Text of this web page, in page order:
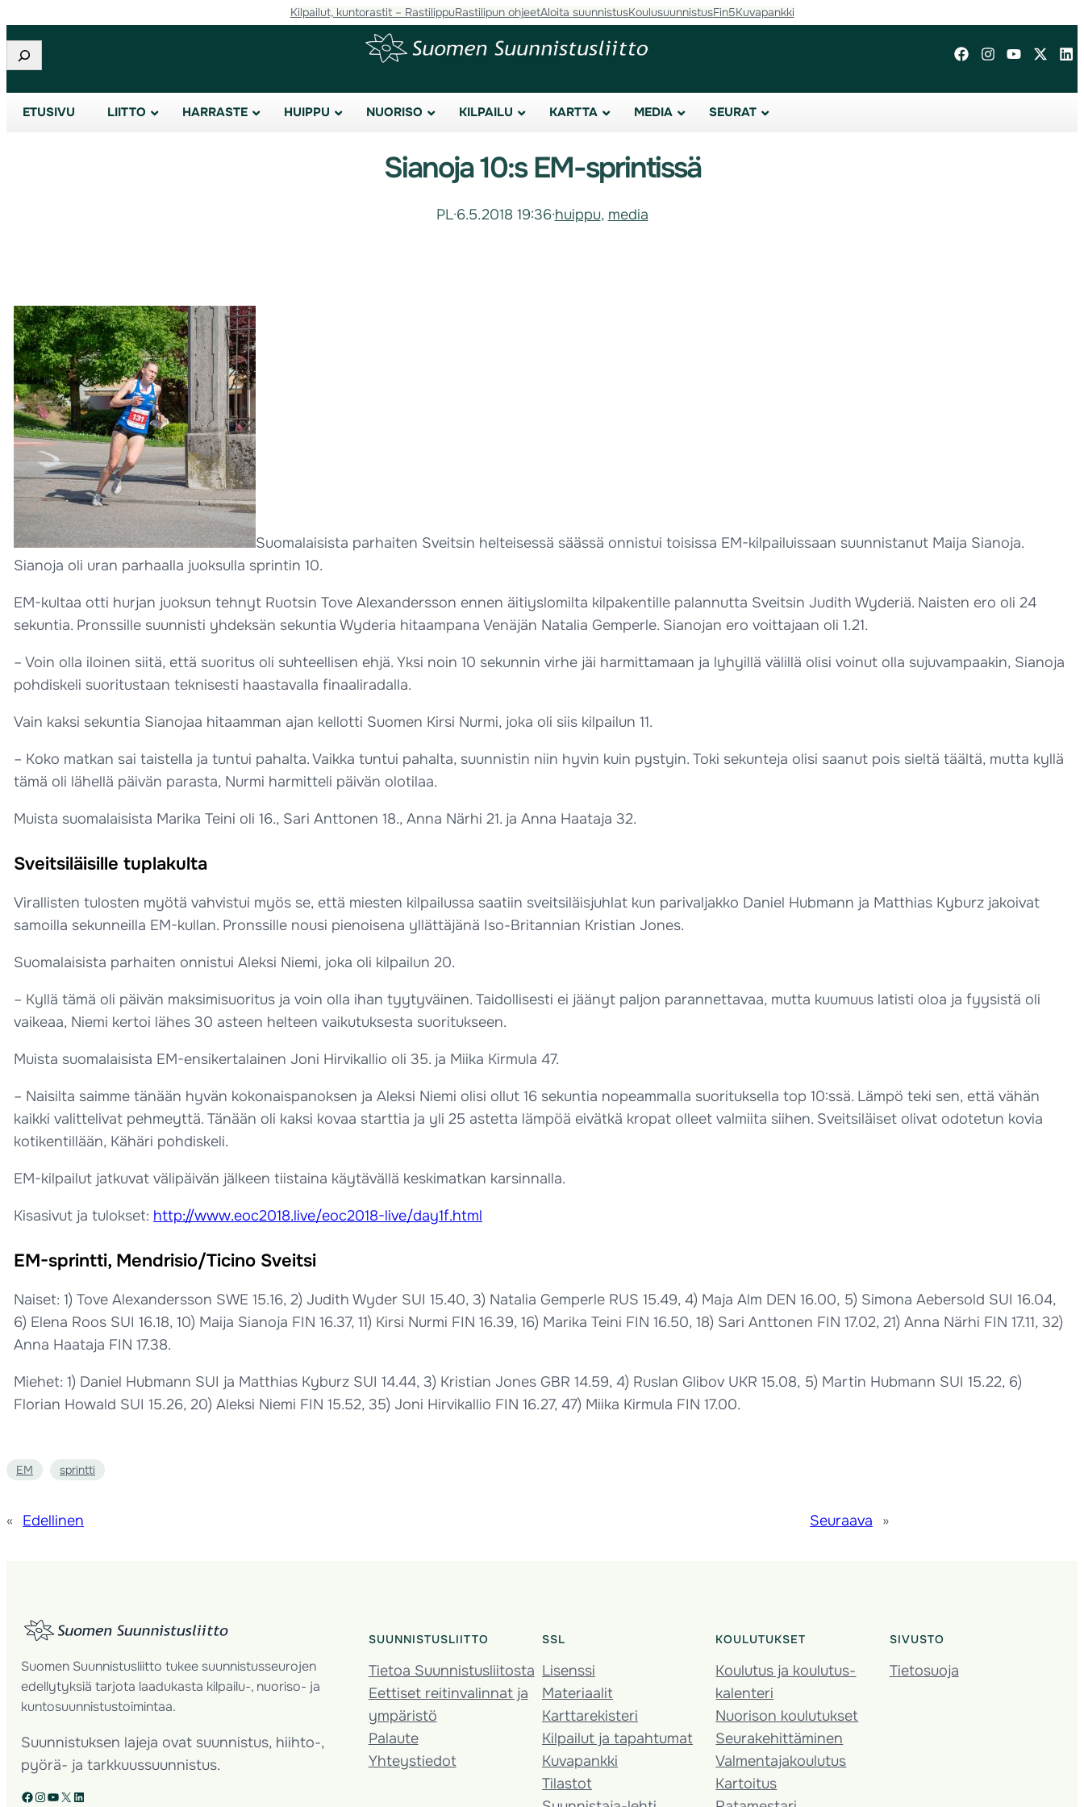
Kilpailut, kuntorastit – RastilippuRastilipun ohjeetAloita suunnistusKoulusuunnistusFin5Kuvapankki
Etsi
ETUSIVU LIITTO HARRASTE HUIPPU NUORISO KILPAILU KARTTA MEDIA SEURAT
Sianoja 10:s EM-sprintissä
PL·6.5.2018 19:36·huippu, media
Suomalaisista parhaiten Sveitsin helteisessä säässä onnistui toisissa EM-kilpailuissaan suunnistanut Maija Sianoja.
Sianoja oli uran parhaalla juoksulla sprintin 10.
EM-kultaa otti hurjan juoksun tehnyt Ruotsin Tove Alexandersson ennen äitiyslomilta kilpakentille palannutta Sveitsin Judith Wyderiä. Naisten ero oli 24
sekuntia. Pronssille suunnisti yhdeksän sekuntia Wyderia hitaampana Venäjän Natalia Gemperle. Sianojan ero voittajaan oli 1.21.
– Voin olla iloinen siitä, että suoritus oli suhteellisen ehjä. Yksi noin 10 sekunnin virhe jäi harmittamaan ja lyhyillä välillä olisi voinut olla sujuvampaakin, Sianoja
pohdiskeli suoritustaan teknisesti haastavalla finaaliradalla.
Vain kaksi sekuntia Sianojaa hitaamman ajan kellotti Suomen Kirsi Nurmi, joka oli siis kilpailun 11.
– Koko matkan sai taistella ja tuntui pahalta. Vaikka tuntui pahalta, suunnistin niin hyvin kuin pystyin. Toki sekunteja olisi saanut pois sieltä täältä, mutta kyllä
tämä oli lähellä päivän parasta, Nurmi harmitteli päivän olotilaa.
Muista suomalaisista Marika Teini oli 16., Sari Anttonen 18., Anna Närhi 21. ja Anna Haataja 32.
Sveitsiläisille tuplakulta
Virallisten tulosten myötä vahvistui myös se, että miesten kilpailussa saatiin sveitsiläisjuhlat kun parivaljakko Daniel Hubmann ja Matthias Kyburz jakoivat
samoilla sekunneilla EM-kullan. Pronssille nousi pienoisena yllättäjänä Iso-Britannian Kristian Jones.
Suomalaisista parhaiten onnistui Aleksi Niemi, joka oli kilpailun 20.
– Kyllä tämä oli päivän maksimisuoritus ja voin olla ihan tyytyväinen. Taidollisesti ei jäänyt paljon parannettavaa, mutta kuumuus latisti oloa ja fyysistä oli
vaikeaa, Niemi kertoi lähes 30 asteen helteen vaikutuksesta suoritukseen.
Muista suomalaisista EM-ensikertalainen Joni Hirvikallio oli 35. ja Miika Kirmula 47.
– Naisilta saimme tänään hyvän kokonaispanoksen ja Aleksi Niemi olisi ollut 16 sekuntia nopeammalla suorituksella top 10:ssä. Lämpö teki sen, että vähän
kaikki valittelivat pehmeyttä. Tänään oli kaksi kovaa starttia ja yli 25 astetta lämpöä eivätkä kropat olleet valmiita siihen. Sveitsiläiset olivat odotetun kovia
kotikentillään, Kähäri pohdiskeli.
EM-kilpailut jatkuvat välipäivän jälkeen tiistaina käytävällä keskimatkan karsinnalla.
Kisasivut ja tulokset: http://www.eoc2018.live/eoc2018-live/day1f.html
EM-sprintti, Mendrisio/Ticino Sveitsi
Naiset: 1) Tove Alexandersson SWE 15.16, 2) Judith Wyder SUI 15.40, 3) Natalia Gemperle RUS 15.49, 4) Maja Alm DEN 16.00, 5) Simona Aebersold SUI 16.04,
6) Elena Roos SUI 16.18, 10) Maija Sianoja FIN 16.37, 11) Kirsi Nurmi FIN 16.39, 16) Marika Teini FIN 16.50, 18) Sari Anttonen FIN 17.02, 21) Anna Närhi FIN 17.11, 32)
Anna Haataja FIN 17.38.
Miehet: 1) Daniel Hubmann SUI ja Matthias Kyburz SUI 14.44, 3) Kristian Jones GBR 14.59, 4) Ruslan Glibov UKR 15.08, 5) Martin Hubmann SUI 15.22, 6)
Florian Howald SUI 15.26, 20) Aleksi Niemi FIN 15.52, 35) Joni Hirvikallio FIN 16.27, 47) Miika Kirmula FIN 17.00.
EM sprintti
« Edellinen Seuraava »
Suomen Suunnistusliitto tukee suunnistusseurojen
edellytyksiä tarjota laadukasta kilpailu-, nuoriso- ja
kuntosuunnistustoimintaa.
Suunnistuksen lajeja ovat suunnistus, hiihto-,
pyörä- ja tarkkuussuunnistus.
Facebook Instagram YouTube X LinkedIn
SUUNNISTUSLIITTO
Tietoa Suunnistusliitosta
Eettiset reitinvalinnat ja
ympäristö
Palaute
Yhteystiedot
SSL
Lisenssi
Materiaalit
Karttarekisteri
Kilpailut ja tapahtumat
Kuvapankki
Tilastot
KOULUTUKSET
Koulutus ja koulutus­
kalenteri
Nuorison koulutukset
Seura­kehittäminen
Valmentaja­koulutus
Kartoitus
SIVUSTO
Tietosuoja